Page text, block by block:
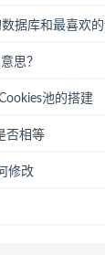
和最喜欢的语言
思？
池的搭建
否相等
修改